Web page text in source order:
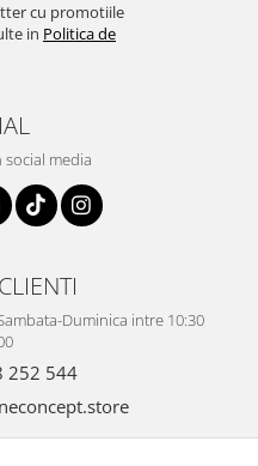
cu promotiile
in Politica de
social media
Duminica intre 10:30
252 544